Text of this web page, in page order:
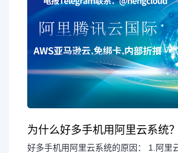
为什么好多手机用阿里云系统？
好多手机用阿里云系统的原因： 1.阿里